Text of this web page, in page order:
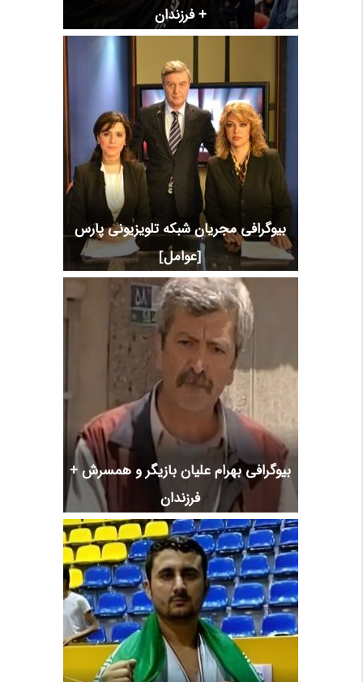
+ فرزندان
بیوگرافی مجریان شبکه تلویزیونی پارس
[عوامل]
بیوگرافی بهرام علیان بازیگر و همسرش +
فرزندان